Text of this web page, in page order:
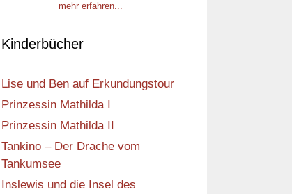
mehr erfahren...
Kinderbücher
Lise und Ben auf Erkundungstour
Prinzessin Mathilda I
Prinzessin Mathilda II
Tankino – Der Drache vom
Tankumsee
Inslewis und die Insel des